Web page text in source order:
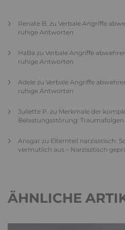
Renate B. zu Verbale Angriffe
ruhige Antworten
HaBa zu Verbale Angriffe
ruhige Antworten
Adele zu Verbale Angriffe
ruhige Antworten
Juliette P. zu Merkmale der
Belastungsstörung:
Ansgar zu Elternteil narzisstisch:
vermutlich aus – Narzisstisch
ÄHNLICHE